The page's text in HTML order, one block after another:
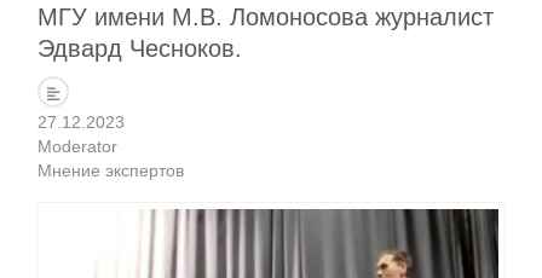
МГУ имени М.В. Ломоносова журналист
Эдвард Чесноков.
27.12.2023
Moderator
Мнение экспертов